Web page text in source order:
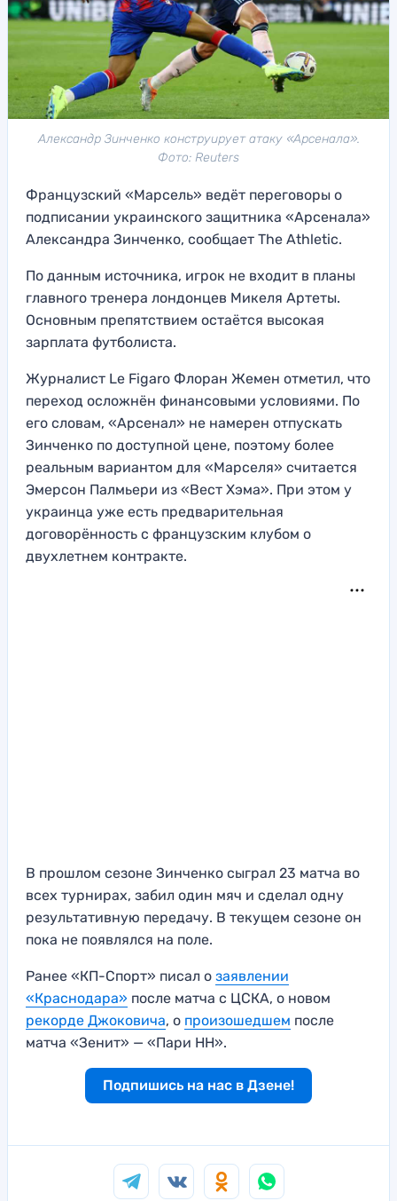
Александр Зинченко конструирует атаку «Арсенала».
Фото: Reuters
Французский «Марсель» ведёт переговоры о
подписании украинского защитника «Арсенала»
Александра Зинченко, сообщает The Athletic.
По данным источника, игрок не входит в планы
главного тренера лондонцев Микеля Артеты.
Основным препятствием остаётся высокая
зарплата футболиста.
Журналист Le Figaro Флоран Жемен отметил, что
переход осложнён финансовыми условиями. По
его словам, «Арсенал» не намерен отпускать
Зинченко по доступной цене, поэтому более
реальным вариантом для «Марселя» считается
Эмерсон Палмьери из «Вест Хэма». При этом у
украинца уже есть предварительная
договорённость с французским клубом о
двухлетнем контракте.
В прошлом сезоне Зинченко сыграл 23 матча во
всех турнирах, забил один мяч и сделал одну
результативную передачу. В текущем сезоне он
пока не появлялся на поле.
Ранее «КП-Спорт» писал о заявлении
«Краснодара» после матча с ЦСКА, о новом
рекорде Джоковича, о произошедшем после
матча «Зенит» — «Пари НН».
Подпишись на нас в Дзене!